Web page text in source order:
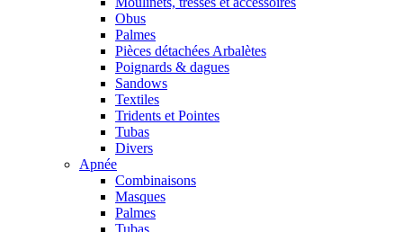
Obus
Palmes
Pièces détachées Arbalètes
Poignards & dagues
Sandows
Textiles
Tridents et Pointes
Tubas
Divers
Apnée
Combinaisons
Masques
Palmes
Tubas